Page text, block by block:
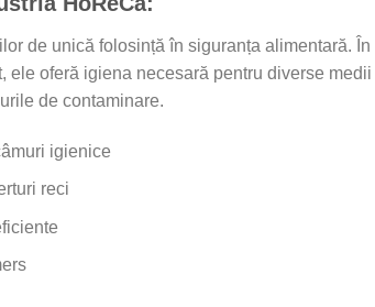
de unică folosință în siguranța alimentară.
oferă igiena necesară pentru diverse
de contaminare.
igienice
reci